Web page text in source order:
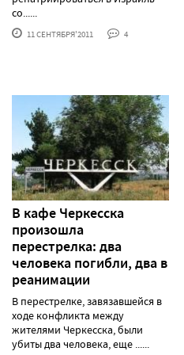
со......
11 СЕНТЯБРЯ'2011 4
В кафе Черкесска
произошла
перестрелка: два
человека погибли, два в
реанимации
В перестрелке, завязавшейся в
ходе конфликта между
жителями Черкесска, были
убиты два человека, еще ......